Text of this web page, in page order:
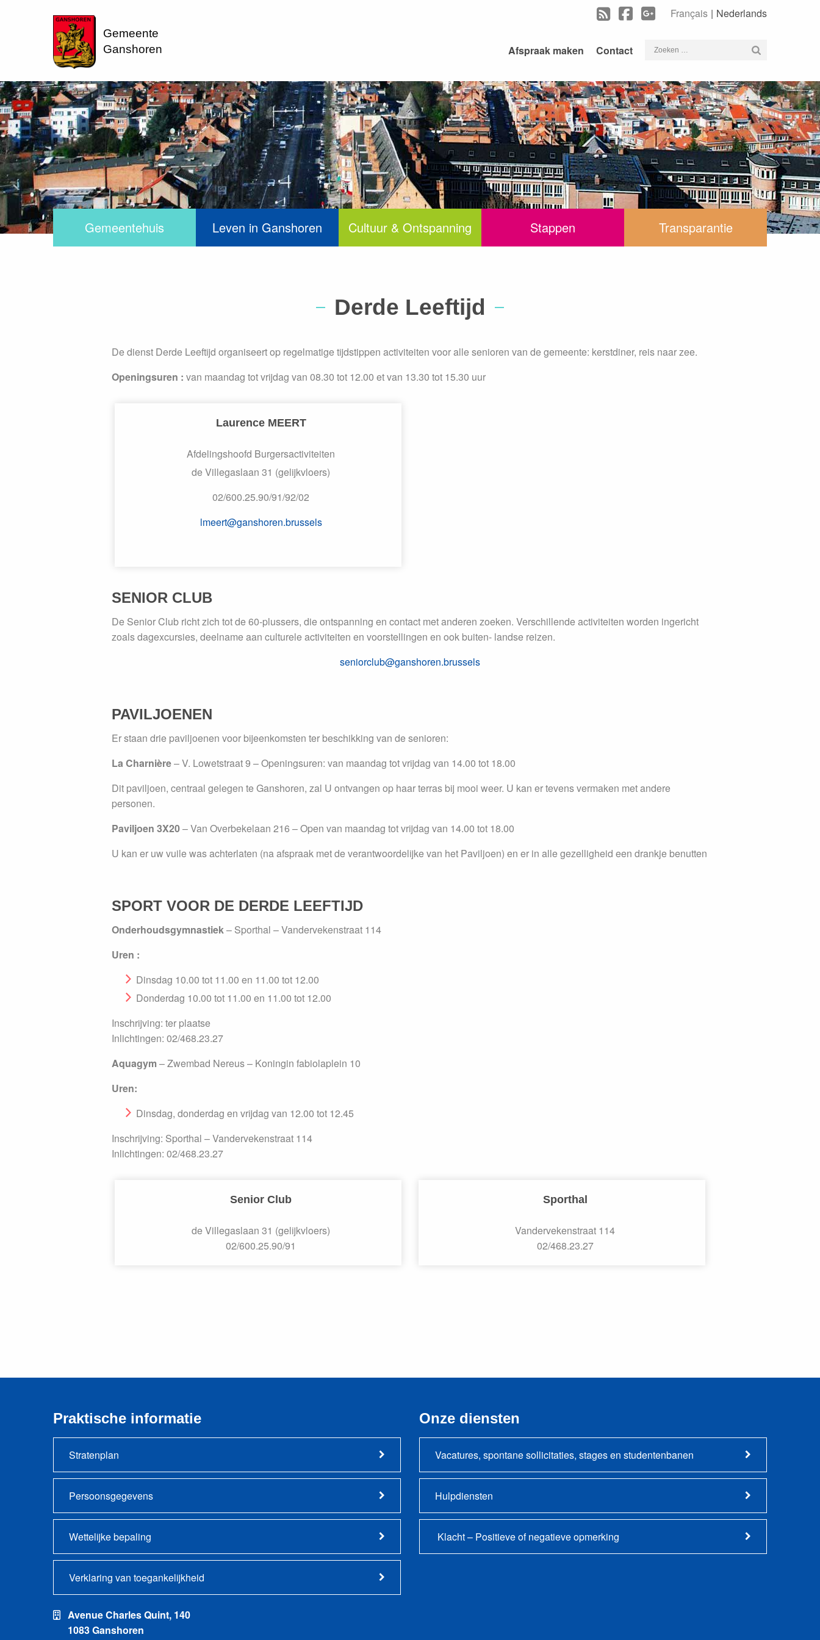
Gemeente
Ganshoren
Français Nederlands
Afspraak maken Contact
Zoeken
Gemeentehuis Leven in Ganshoren Cultuur & Ontspanning Stappen Transparantie
Derde Leeftijd
De dienst Derde Leeftijd organiseert op regelmatige tijdstippen activiteiten voor alle senioren van de gemeente: kerstdiner, reis naar zee.
Openingsuren : van maandag tot vrijdag van 08.30 tot 12.00 et van 13.30 tot 15.30 uur
Laurence MEERT
Afdelingshoofd Burgersactiviteiten
de Villegaslaan 31 (gelijkvloers)
02/600.25.90/91/92/02
lmeert@ganshoren.brussels
SENIOR CLUB
De Senior Club richt zich tot de 60-plussers, die ontspanning en contact met anderen zoeken. Verschillende activiteiten worden ingericht
zoals dagexcursies, deelname aan culturele activiteiten en voorstellingen en ook buiten- landse reizen.
seniorclub@ganshoren.brussels
PAVILJOENEN
Er staan drie paviljoenen voor bijeenkomsten ter beschikking van de senioren:
La Charnière– V. Lowetstraat 9 – Openingsuren: van maandag tot vrijdag van 14.00 tot 18.00
Dit paviljoen, centraal gelegen te Ganshoren, zal U ontvangen op haar terras bij mooi weer. U kan er tevens vermaken met andere
personen.
Paviljoen 3X20–Van Overbekelaan 216 – Open van maandag tot vrijdag van 14.00 tot 18.00
U kan er uw vuile was achterlaten (na afspraak met de verantwoordelijke van het Paviljoen) en er in alle gezelligheid een drankje benutten
SPORT VOOR DE DERDE LEEFTIJD
Onderhoudsgymnastiek– Sporthal – Vandervekenstraat 114
Uren :
Dinsdag 10.00 tot 11.00 en 11.00 tot 12.00
Donderdag 10.00 tot 11.00 en 11.00 tot 12.00
Inschrijving: ter plaatse
Inlichtingen: 02/468.23.27
Aquagym–Zwembad Nereus – Koningin fabiolaplein 10
Uren:
Dinsdag, donderdag en vrijdag van 12.00 tot 12.45
Inschrijving: Sporthal –Vandervekenstraat 114
Inlichtingen: 02/468.23.27
Senior Club
de Villegaslaan 31 (gelijkvloers)
02/600.25.90/91
Sporthal
Vandervekenstraat 114
02/468.23.27
Praktische informatie
Stratenplan
Persoonsgegevens
Wettelijke bepaling
Verklaring van toegankelijkheid
Avenue Charles Quint, 140
1083 Ganshoren
Onze diensten
Vacatures, spontane sollicitaties, stages en studentenbanen
Hulpdiensten
Klacht – Positieve of negatieve opmerking